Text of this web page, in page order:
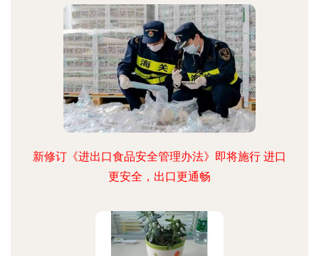
新修订《进出口食品安全管理办法》即将施行 进口
更安全，出口更通畅